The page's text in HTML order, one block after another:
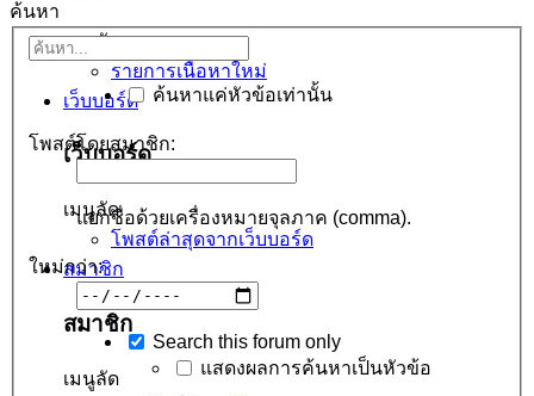
เมนูลัด
รายการเนื้อหาใหม่
เว็บบอร์ด
เว็บบอร์ด
เมนูลัด
โพสต์ล่าสุดจากเว็บบอร์ด
สมาชิก
สมาชิก
เมนูลัด
ค้นหา
ค้นหาแค่หัวข้อเท่านั้น
โพสต์โดยสมาชิก:
แยกชื่อด้วยเครื่องหมายจุลภาค (comma).
ใหม่กว่า:
Search this forum only
แสดงผลการค้นหาเป็นหัวข้อ